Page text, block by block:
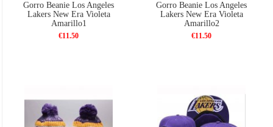
Gorro Beanie Los Angeles
Lakers New Era Violeta
Amarillo1
€11.50
Gorro Beanie Los Angeles
Lakers New Era Violeta
Amarillo2
€11.50